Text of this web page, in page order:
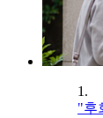
1.
"후